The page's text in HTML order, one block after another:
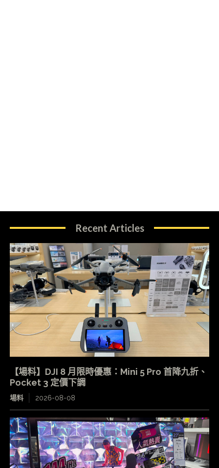
Recent Articles
【場料】DJI 8 月限時優惠：Mini 5 Pro 首降九折、
Pocket 3 定價下調
場料 2026-08-08